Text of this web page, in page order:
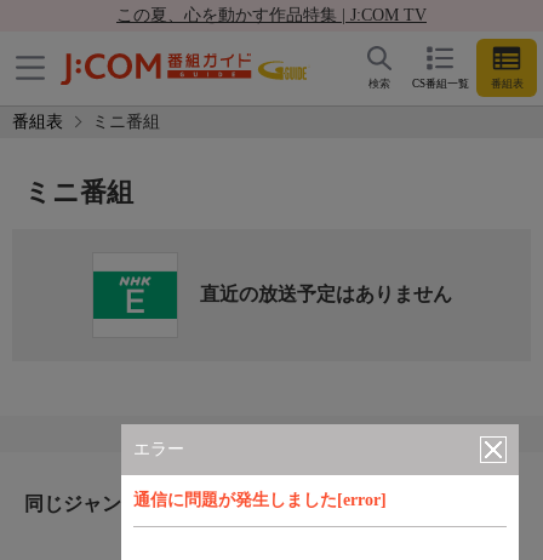
この夏、心を動かす作品特集 | J:COM TV
CS番組一覧 番組表
検索
番組表 ミニ番組
エラー
通信に問題が発生しました[error]
ミニ番組
直近の放送予定はありません
同じジャンルのおすすめ番組